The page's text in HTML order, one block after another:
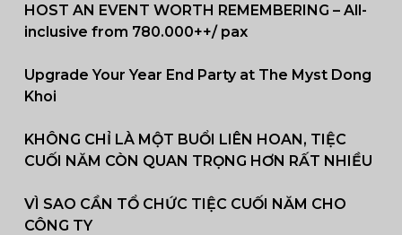
HOST AN EVENT WORTH REMEMBERING – All-
inclusive from 780.000++/ pax
Upgrade Your Year End Party at The Myst Dong
Khoi
KHÔNG CHỈ LÀ MỘT BUỔI LIÊN HOAN, TIỆC
CUỐI NĂM CÒN QUAN TRỌNG HƠN RẤT NHIỀU
VÌ SAO CẦN TỔ CHỨC TIỆC CUỐI NĂM CHO
CÔNG TY